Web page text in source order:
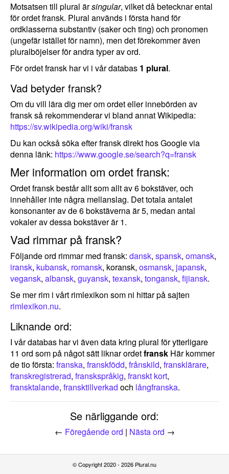
Motsatsen till plural ärsingular, vilket då betecknar ental
för ordet fransk. Plural används i första hand för
ordklasserna substantiv (saker och ting) och pronomen
(ungefär istället för namn), men det förekommer även
pluralböjelser för andra typer av ord.
För ordet fransk har vi i vår databas 1 plural.
Vad betyder fransk?
Om du vill lära dig mer om ordet eller innebörden av
fransk så rekommenderar vi bland annat Wikipedia:
https://sv.wikipedia.org/wiki/fransk
Du kan också söka efter fransk direkt hos Google via
denna länk: https://www.google.se/search?q=fransk
Mer information om ordet fransk:
Ordet fransk består allt som allt av 6 bokstäver, och
innehåller inte några mellanslag. Det totala antalet
konsonanter av de 6 bokstäverna är 5, medan antal
vokaler av dessa bokstäver är 1.
Vad rimmar på fransk?
Följande ord rimmar med fransk: dansk, spansk, omansk,
iransk, kubansk, romansk, koransk, osmansk, japansk,
vegansk, albansk, guyansk, texansk, tongansk, fijiansk.
Se mer rim i vårt rimlexikon som ni hittar på sajten
rimlexikon.nu.
Liknande ord:
I vår databas har vi även data kring plural för ytterligare
11 ord som på något sätt liknar ordetfransk Här kommer
de tio första: franska, franskfödd, frånskild, fransklärare,
franskregistrerad, franskspråkig, franskt kort,
fransktalande, fransktillverkad och långfranska.
Se närliggande ord:
← Föregående ord | Nästa ord →
© Copyright 2020 - 2026 Plural.nu